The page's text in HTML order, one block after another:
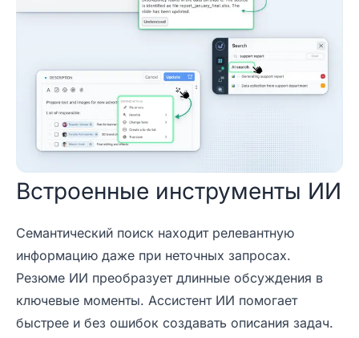
Встроенные инструменты ИИ
Семантический поиск находит релевантную
информацию даже при неточных запросах.
Резюме ИИ преобразует длинные обсуждения в
ключевые моменты. Ассистент ИИ помогает
быстрее и без ошибок создавать описания задач.